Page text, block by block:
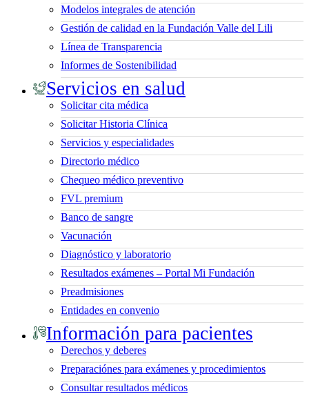
Modelos integrales de atención
Gestión de calidad en la Fundación Valle del Lili
Línea de Transparencia
Informes de Sostenibilidad
Servicios en salud
Solicitar cita médica
Solicitar Historia Clínica
Servicios y especialidades
Directorio médico
Chequeo médico preventivo
FVL premium
Banco de sangre
Vacunación
Diagnóstico y laboratorio
Resultados exámenes – Portal Mi Fundación
Preadmisiones
Entidades en convenio
Información para pacientes
Derechos y deberes
Preparaciónes para exámenes y procedimientos
Consultar resultados médicos